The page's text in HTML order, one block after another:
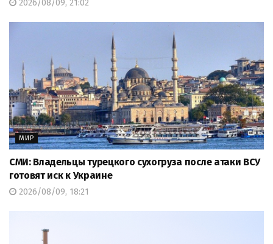
2026/08/09, 21:02
МИР
СМИ: Владельцы турецкого сухогруза после атаки ВСУ
готовят иск к Украине
2026/08/09, 18:21